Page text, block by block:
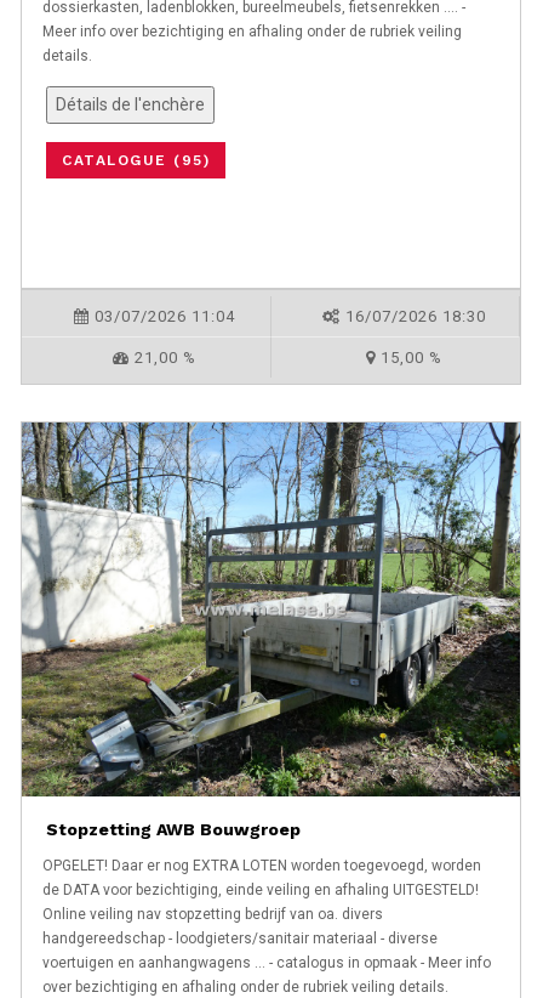
dossierkasten, ladenblokken, bureelmeubels, fietsenrekken .... -
Meer info over bezichtiging en afhaling onder de rubriek veiling
details.
Détails de l'enchère
CATALOGUE (95)
03/07/2026 11:04 16/07/2026 18:30
21,00 % 15,00 %
Stopzetting AWB Bouwgroep
OPGELET! Daar er nog EXTRA LOTEN worden toegevoegd, worden
de DATA voor bezichtiging, einde veiling en afhaling UITGESTELD!
Online veiling nav stopzetting bedrijf van oa. divers
handgereedschap - loodgieters/sanitair materiaal - diverse
voertuigen en aanhangwagens ... - catalogus in opmaak - Meer info
over bezichtiging en afhaling onder de rubriek veiling details.